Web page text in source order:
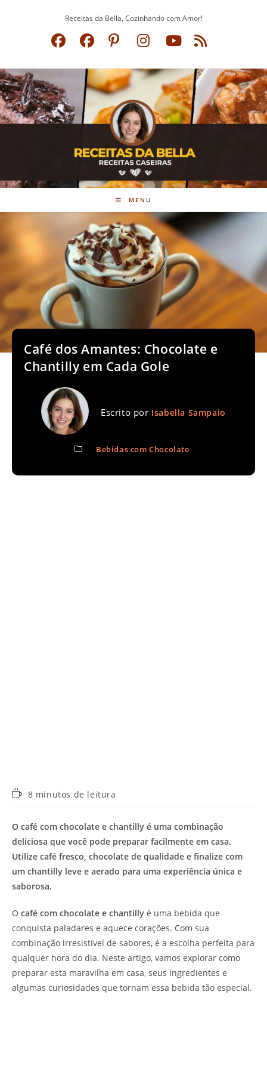
Receitas da Bella, Cozinhando com Amor!
MENU
Café dos Amantes: Chocolate e
Chantilly em Cada Gole
Escrito por Isabella Sampaio
Bebidas com Chocolate
Tempo8 minutos de leitura
O café com chocolate e chantilly é uma combinação
deliciosa que você pode preparar facilmente em casa.
Utilize café fresco, chocolate de qualidade e finalize com
um chantilly leve e aerado para uma experiência única e
saborosa.
O café com chocolate e chantilly é uma bebida que
conquista paladares e aquece corações. Com sua
combinação irresistível de sabores, é a escolha perfeita para
qualquer hora do dia. Neste artigo, vamos explorar como
preparar esta maravilha em casa, seus ingredientes e
algumas curiosidades que tornam essa bebida tão especial.